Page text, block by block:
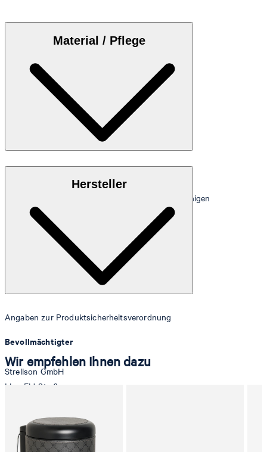
Material / Pflege
Hinweis: Regelmäßig mit einem feuchten Tuch reinigen
Hersteller
Angaben zur Produktsicherheitsverordnung
Bevollmächtigter
Strellson GmbH
Line-Eid-Str. 6
Deutschland
contact@strellson.com
Wir empfehlen Ihnen dazu